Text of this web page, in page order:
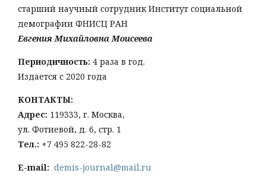
старший научный сотрудник Институт социальной
демографии ФНИСЦ РАН
Евгения Михайловна Моисеева
Периодичность: 4 раза в год.
Издается с 2020 года
КОНТАКТЫ:
Адрес: 119333, г. Москва,
ул. Фотиевой, д. 6, стр. 1
Тел.: +7 495 822-28-82
E-mail: demis-journal@mail.ru